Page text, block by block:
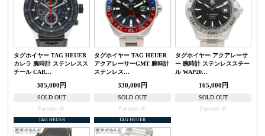
タグホイヤー TAG HEUER
カレラ 腕時計 ステンレスス
チール CAR…
385,000円
SOLD OUT
Favorite
タグホイヤー TAG HEUER
アクアレーサーGMT 腕時計
ステンレス…
330,000円
SOLD OUT
Favorite
タグホイヤー アクアレーサ
ー 腕時計 ステンレススチー
ル WAP20…
165,000円
SOLD OUT
Favorite
TAG HEUER TAG HEUER